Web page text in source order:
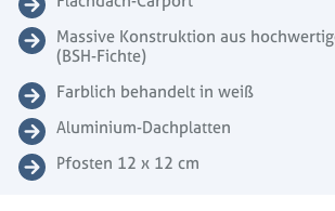
Massive Konstruktion aus
(BSH-Fichte)
Farblich behandelt in weiß
Aluminium-Dachplatten
Pfosten 12 x 12 cm